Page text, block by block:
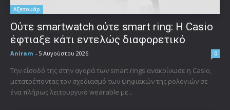
Αξεσουάρ
Ούτε smartwatch ούτε smart ring: Η Casio
έφτιαξε κάτι εντελώς διαφορετικό
Aniram - 5 Αυγούστου 2026 0
Την είσοδό της στην αγορά των smart rings ανακοίνωσε η Casio,
μετατρέποντας τον σχεδιασμό των ψηφιακών της ρολογιών σε
ένα πλήρως λειτουργικό wearable με...